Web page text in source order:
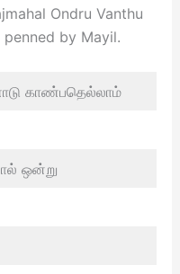
Ondru Vanthu
by Mayil.
காண்பதெல்லாம்
ஒன்று